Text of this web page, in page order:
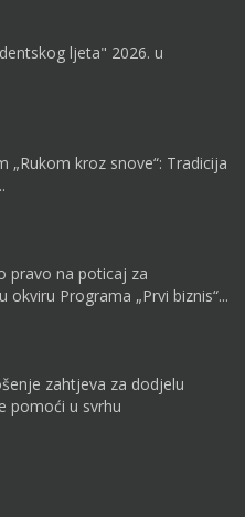
ljeta" 2026. u
„Rukom kroz snove“: Tradicija
pravo na poticaj za
Programa „Prvi biznis“...
zahtjeva za dodjelu
pomoći u svrhu